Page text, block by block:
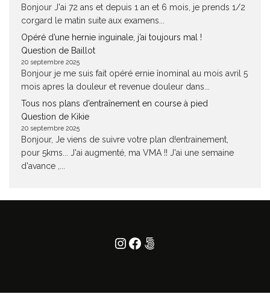
Bonjour J'ai 72 ans et depuis 1 an et 6 mois, je prends 1/2
corgard le matin suite aux examens...
Opéré d’une hernie inguinale, j’ai toujours mal !
Question de Baillot
20 septembre 2025
Bonjour je me suis fait opéré ernie înominal au mois avril 5
mois apres la douleur et revenue douleur dans...
Tous nos plans d’entraînement en course à pied
Question de Kikie
20 septembre 2025
Bonjour, Je viens de suivre votre plan d!entrainement,
pour 5kms... J'ai augmenté, ma VMA !! J'ai une semaine
d'avance ,...
Instagram
Facebook
500px